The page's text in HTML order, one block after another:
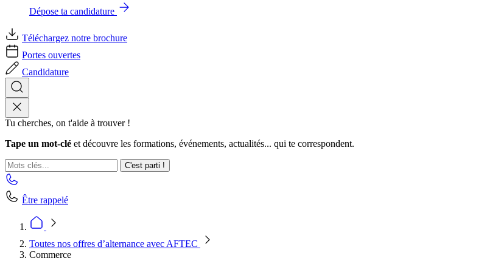
Dépose ta candidature
Téléchargez notre brochure
Portes ouvertes
Candidature
Tu cherches, on t'aide à trouver !
Tape un mot-clé et découvre les formations, événements, actualités... qui te correspondent.
C'est parti !
Être rappelé
Toutes nos offres d’alternance avec AFTEC
Commerce